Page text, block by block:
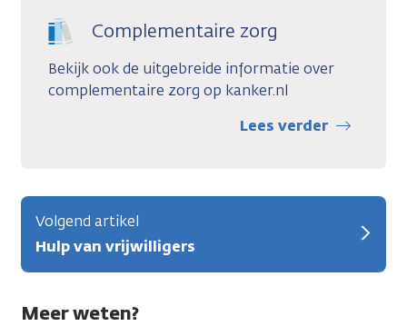
Complementaire zorg
Bekijk ook de uitgebreide informatie over
complementaire zorg op kanker.nl
Lees verder
Volgend artikel
Hulp van vrijwilligers
Meer weten?